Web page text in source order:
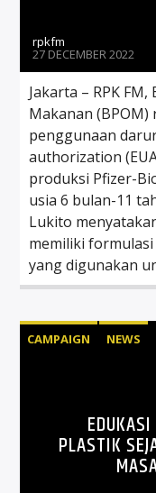
rpkfm
27 DECEMBER 2022
Jakarta – RPK
Makanan
penggunaan
authorization
produksi Pfizer-
usia 6 bulan-11
Lukito
memiliki
yang digunakan
CAMPAIGN NEWS
PLASTIK